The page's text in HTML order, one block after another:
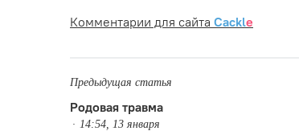
Комментарии для сайта Cackle
Предыдущая статья
Родовая травма
14:54, 13 января